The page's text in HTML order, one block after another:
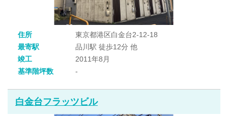
住所
東京都港区白金台2-12-18
最寄駅
品川駅 徒歩12分 他
竣工
2011年8月
基準階坪数
-
白金台フラッツビル